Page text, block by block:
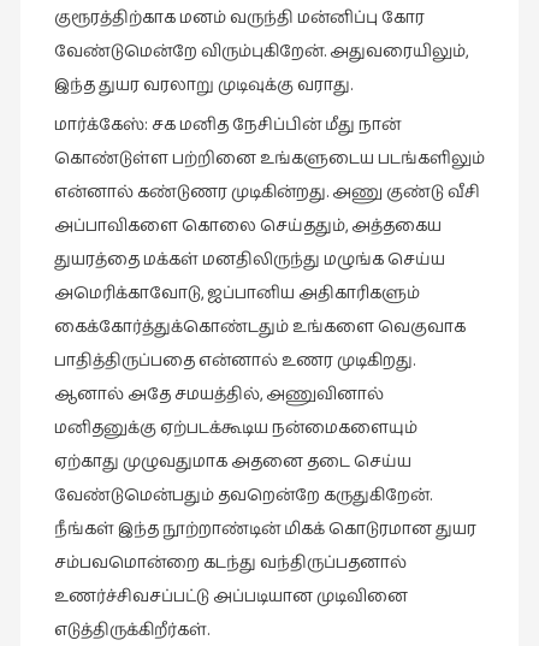
குரூரத்திற்காக மனம் வருந்தி மன்னிப்பு கோர
வேண்டுமென்றே விரும்புகிறேன். அதுவரையிலும்,
இந்த துயர வரலாறு முடிவுக்கு வராது.
மார்க்கேஸ்: சக மனித நேசிப்பின் மீது நான்
கொண்டுள்ள பற்றினை உங்களுடைய படங்களிலும்
என்னால் கண்டுணர முடிகின்றது. அணு குண்டு வீசி
அப்பாவிகளை கொலை செய்ததும், அத்தகைய
துயரத்தை மக்கள் மனதிலிருந்து மழுங்க செய்ய
அமெரிக்காவோடு, ஜப்பானிய அதிகாரிகளும்
கைக்கோர்த்துக்கொண்டதும் உங்களை வெகுவாக
பாதித்திருப்பதை என்னால் உணர முடிகிறது.
ஆனால் அதே சமயத்தில், அணுவினால்
மனிதனுக்கு ஏற்படக்கூடிய நன்மைகளையும்
ஏற்காது முழுவதுமாக அதனை தடை செய்ய
வேண்டுமென்பதும் தவறென்றே கருதுகிறேன்.
நீங்கள் இந்த நூற்றாண்டின் மிகக் கொடுரமான துயர
சம்பவமொன்றை கடந்து வந்திருப்பதனால்
உணர்ச்சிவசப்பட்டு அப்படியான முடிவினை
எடுத்திருக்கிறீர்கள்.